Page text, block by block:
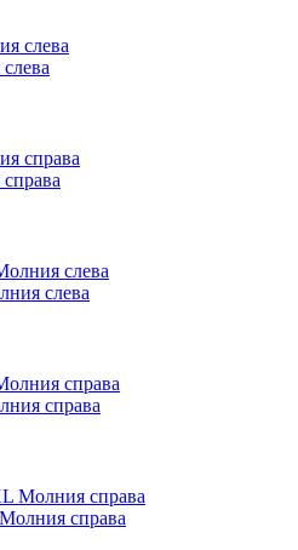
слева
справа
справа